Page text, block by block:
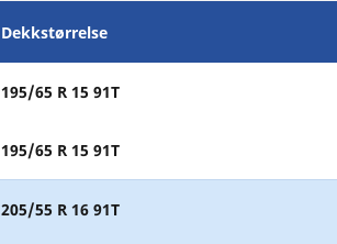
Dekkstørrelse
195/65 R 15 91T
195/65 R 15 91T
205/55 R 16 91T